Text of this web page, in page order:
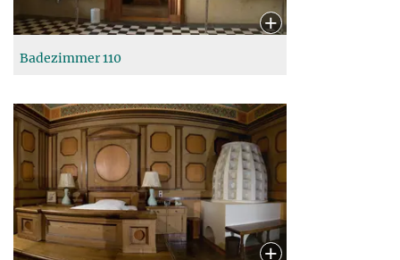
Badezimmer 110